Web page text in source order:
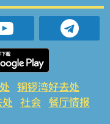
铜锣湾好去处
社会 餐厅情报